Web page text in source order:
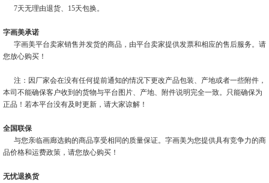
7天无理由退货、15天包换。
字画美承诺
字画美平台卖家销售并发货的商品，由平台卖家提供发票和相应的售后服务。请
您放心购买！
注：因厂家会在没有任何提前通知的情况下更改产品包装、产地或者一些附件，
本司不能确保客户收到的货物与平台图片、产地、附件说明完全一致。只能确保为
正品！若本平台没有及时更新，请大家谅解！
全国联保
与您亲临画廊选购的商品享受相同的质量保证。字画美为您提供具有竞争力的商
品价格和运费政策，请您放心购买！
无忧退换货